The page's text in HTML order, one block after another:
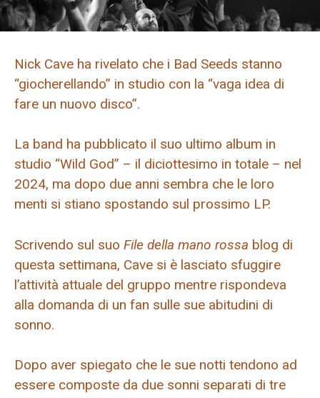
Nick Cave ha rivelato che i Bad Seeds stanno
“giocherellando” in studio con la “vaga idea di
fare un nuovo disco”.
La band ha pubblicato il suo ultimo album in
studio “Wild God” – il diciottesimo in totale – nel
2024, ma dopo due anni sembra che le loro
menti si stiano spostando sul prossimo LP.
Scrivendo sul suo File della mano rossa blog di
questa settimana, Cave si è lasciato sfuggire
l’attività attuale del gruppo mentre rispondeva
alla domanda di un fan sulle sue abitudini di
sonno.
Dopo aver spiegato che le sue notti tendono ad
essere composte da due sonni separati di tre